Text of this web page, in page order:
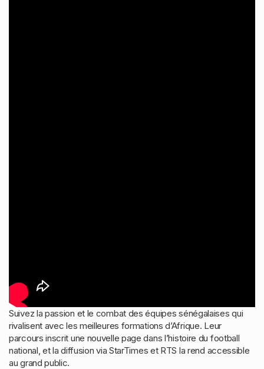
Suivez la passion et le combat des équipes sénégalaises qui
rivalisent avec les meilleures formations d’Afrique. Leur
parcours inscrit une nouvelle page dans l’histoire du football
national, et la diffusion via StarTimes et RTS la rend accessible
au grand public.